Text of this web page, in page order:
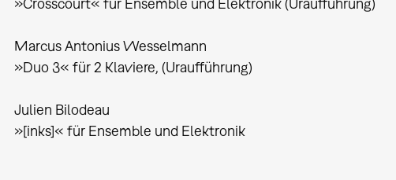
Marcus Antonius Wesselmann
»Duo 3« für 2 Klaviere, (Uraufführung)
Julien Bilodeau
»[inks]« für Ensemble und Elektronik